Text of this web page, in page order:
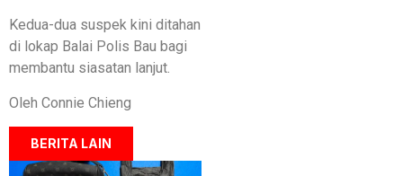
Kedua-dua suspek kini ditahan
di lokap Balai Polis Bau bagi
membantu siasatan lanjut.
Oleh Connie Chieng
BERITA LAIN